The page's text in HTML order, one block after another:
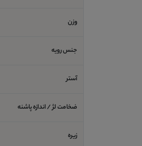
وزن
جنس رویه
آستر
ضخامت لژ / اندازه پاشنه
زیره